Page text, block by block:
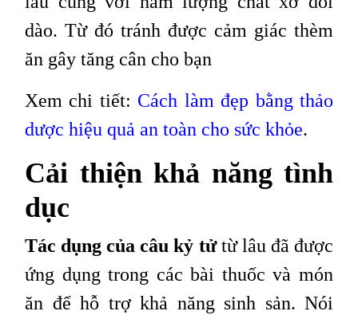
dào. Từ đó tránh được cảm giác thèm
ăn gây tăng cân cho bạn
Xem chi tiết: Cách làm đẹp bằng thảo
dược hiệu quả an toàn cho sức khỏe.
Cải thiện khả năng tình
dục
Tác dụng của câu kỷ tửtừ lâu đã được
ứng dụng trong các bài thuốc và món
ăn để hỗ trợ khả năng sinh sản. Nói